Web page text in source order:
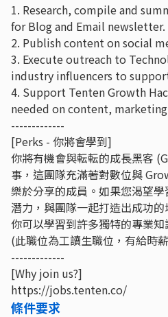
1. Research, compile and
for Blog and Email newsletter.
2. Publish content on social
3. Execute outreach to
industry influencers to
4. Support Tenten Growth
needed on content,
-------------
[Perks - 你將會學到]
你將有機會與転転的成長黑客
事，這團隊充滿著對數位與
樂於分享的成員。如果您渴望
潛力，與團隊一起打造出成功
你可以學習到許多獨特的專業知
(此職位為工讀生職位，有給時薪
-------------
[Why join us?]
https://jobs.tenten.co/
條件要求